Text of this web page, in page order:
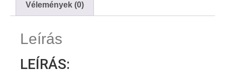
Vélemények (0)
Leírás
LEÍRÁS: